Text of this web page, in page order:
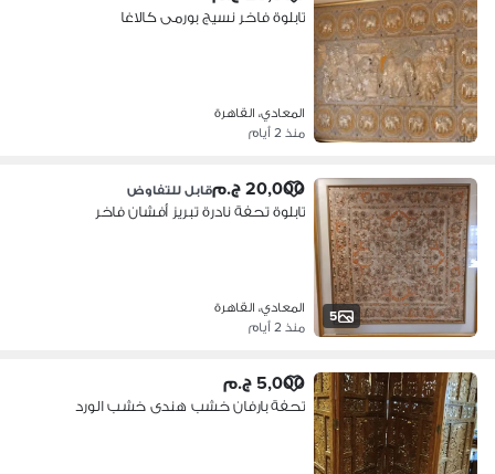
تابلوة فاخر نسيج بورمى كالاغا
المعادي، القاهرة
منذ 2 أيام
5
20,000 ج.م قابل للتفاوض
تابلوة تحفة نادرة تبريز أفشان فاخر
المعادي، القاهرة
منذ 2 أيام
5,000 ج.م
تحفة بارفان خشب هندى خشب الورد